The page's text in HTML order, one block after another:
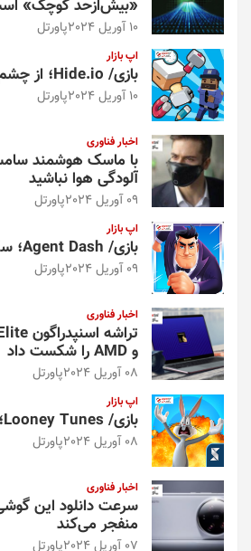
«بیش‌از‌حد کوچک»
10 آوریل 2024 پاورتل
اپ بازار
بازی/ Hide.io؛ از چشم بقیه پنهان شوید
10 آوریل 2024 پاورتل
اخبار فناوری
با ماسک هوشمند
آلودگی هوا نباشید
09 آوریل 2024 پاورتل
اپ بازار
بازی/ Agent Dash؛ سکه‌ها را جمع کنید
09 آوریل 2024 پاورتل
اخبار فناوری
و AMD را شکست داد
08 آوریل 2024 پاورتل
اپ بازار
بازی/ Looney Tunes؛ شهری بزرگ بسازید
08 آوریل 2024 پاورتل
اخبار فناوری
سرعت دانلود این
منفجر می‌کند
07 آوریل 2024 پاورتل